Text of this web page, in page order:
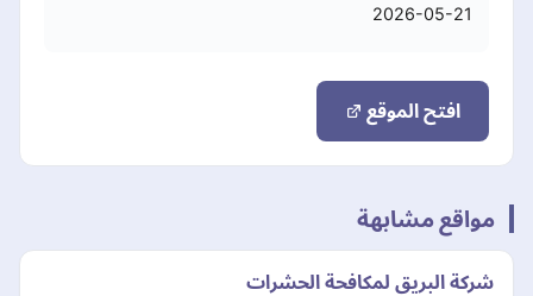
2026-05-21
افتح الموقع
مواقع مشابهة
شركة البريق لمكافحة الحشرات